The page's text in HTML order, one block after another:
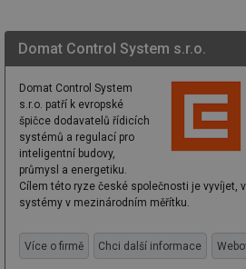
Domat Control System s.r.o.
Domat Control System
s.r.o. patří k evropské
špičce dodavatelů řídicích
systémů a regulací pro
inteligentní budovy,
průmysl a energetiku.
Cílem této ryze české společnosti je vyvíjet,
systémy v mezinárodním měřítku.
Více o firmě Chci další informace
Název
g_csrf_token
id
_hjAbsoluteSessionInProgress